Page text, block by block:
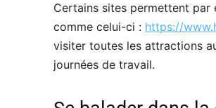
Certains sites permettent par
comme celui-ci : https://
visiter toutes les attractions
journées de travail.